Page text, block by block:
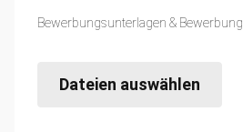
Bewerbungsunterlagen &
Dateien auswählen